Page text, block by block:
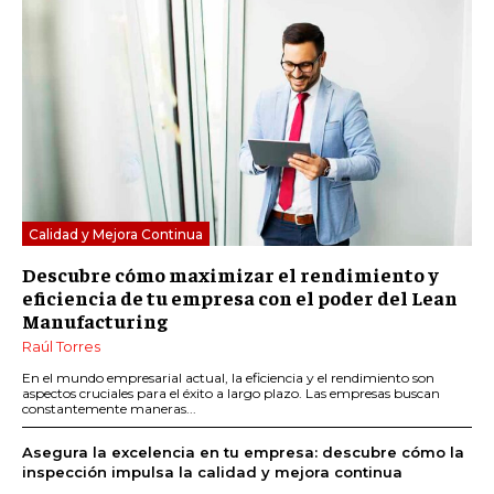
Calidad y Mejora Continua
Descubre cómo maximizar el rendimiento y
eficiencia de tu empresa con el poder del Lean
Manufacturing
Raúl Torres
En el mundo empresarial actual, la eficiencia y el rendimiento son
aspectos cruciales para el éxito a largo plazo. Las empresas buscan
constantemente maneras...
Asegura la excelencia en tu empresa: descubre cómo la
inspección impulsa la calidad y mejora continua